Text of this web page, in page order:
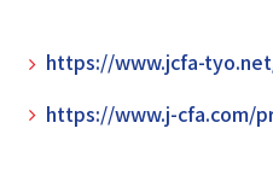
https://www.jcfa-
https://www.j-cfa.com/